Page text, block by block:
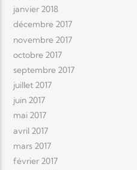
janvier 2018
décembre 2017
novembre 2017
octobre 2017
septembre 2017
juillet 2017
juin 2017
mai 2017
avril 2017
mars 2017
février 2017